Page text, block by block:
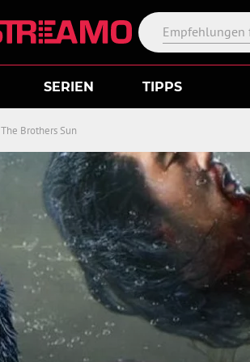
SERIEN TIPPS
The Brothers Sun